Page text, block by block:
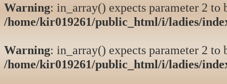
Warning: in_array() expects parameter 2 to
/home/kir019261/public_html/i/ladies/
Warning: in_array() expects parameter 2 to
/home/kir019261/public_html/i/ladies/